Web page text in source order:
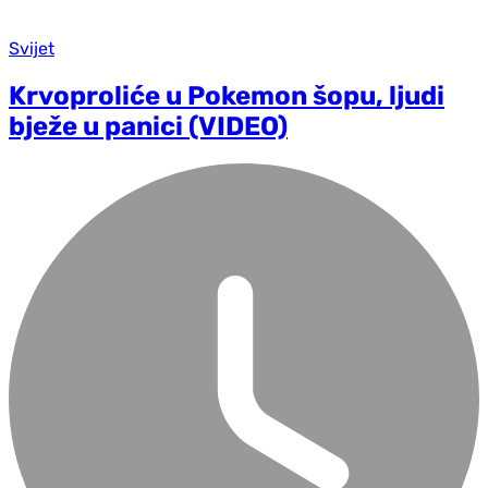
Svijet
Krvoproliće u Pokemon šopu, ljudi
bježe u panici (VIDEO)